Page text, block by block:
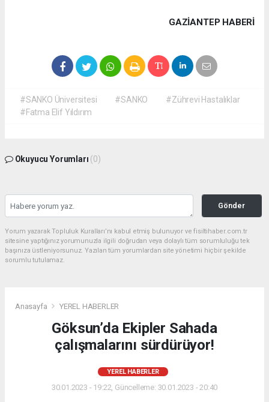
GAZIANTEP HABERİ
#SANKO Üniversitesi #SANKO
#Zührevi Hastalıklar
#Fatma Elif Yıldırım
Okuyucu Yorumları (0)
Gönder
Yorum yazarak Topluluk Kuralları’nı kabul etmiş bulunuyor ve fisiltihaber.com.tr
sitesine yaptığınız yorumunuzla ilgili doğrudan veya dolaylı tüm sorumluluğu tek
başınıza üstleniyorsunuz. Yazılan tüm yorumlardan site yönetimi hiçbir şekilde
sorumlu tutulamaz.
Anasayfa YEREL HABERLER
Göksun’da Ekipler Sahada
çalışmalarını sürdürüyor!
YEREL HABERLER
30.01.2023 - 19:22, Güncelleme: 30.01.2023 - 20:40